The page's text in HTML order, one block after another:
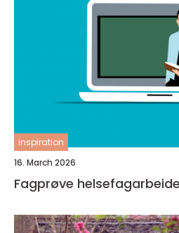
inspiration
16. March 2026